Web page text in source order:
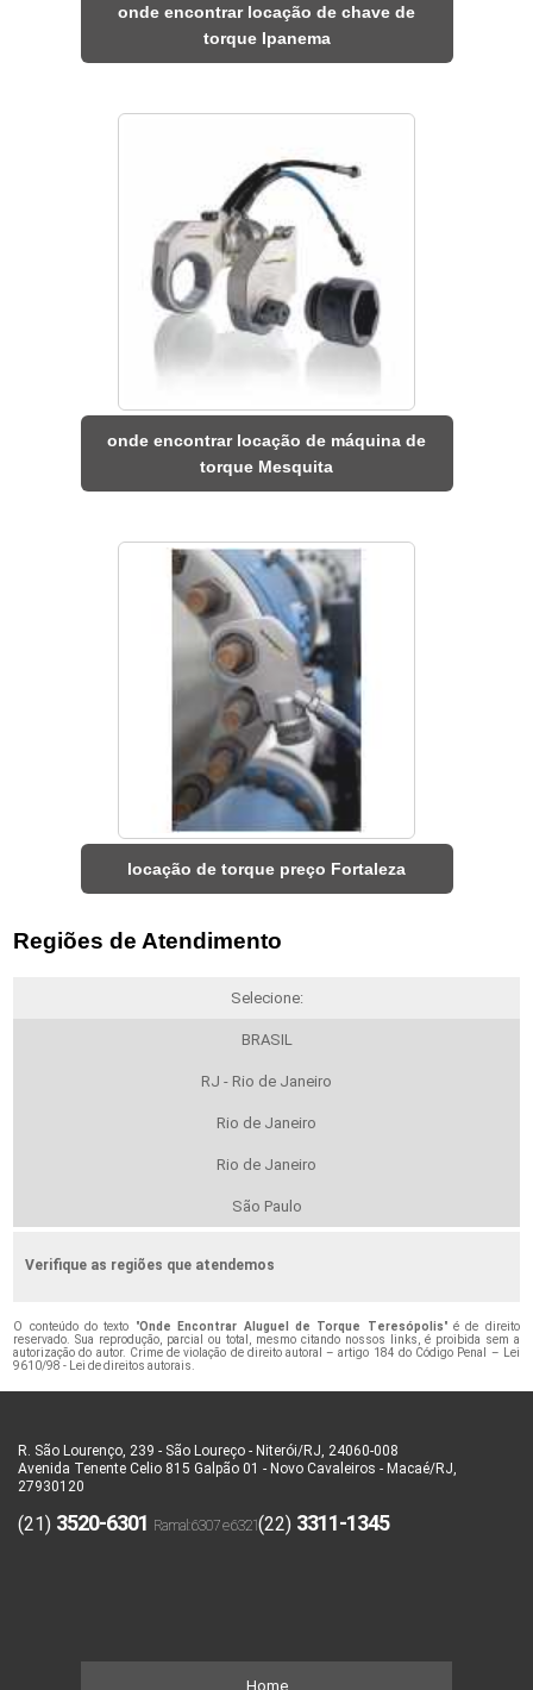
onde encontrar locação de chave de
torque Ipanema
onde encontrar locação de máquina de
torque Mesquita
locação de torque preço Fortaleza
Regiões de Atendimento
Selecione:
BRASIL
RJ - Rio de Janeiro
Rio de Janeiro
Rio de Janeiro
São Paulo
Verifique as regiões que atendemos
O conteúdo do texto "Onde Encontrar Aluguel de Torque Teresópolis" é de direito
reservado. Sua reprodução, parcial ou total, mesmo citando nossos links, é proibida sem a
autorização do autor. Crime de violação de direito autoral – artigo 184 do Código Penal –
Lei
9610/98 - Lei de direitos autorais
R. São Lourenço, 239 - São Loureço - Niterói/RJ, 24060-008
Avenida Tenente Celio 815 Galpão 01 - Novo Cavaleiros - Macaé/RJ,
27930120
(21) 3520-6301 (22) 3311-1345
Home